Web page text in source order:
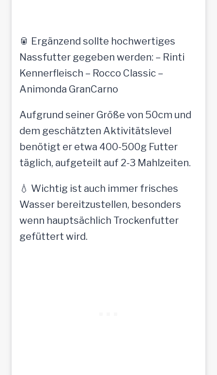
🥫 Ergänzend sollte hochwertiges
Nassfutter gegeben werden: – Rinti
Kennerfleisch – Rocco Classic –
Animonda GranCarno
Aufgrund seiner Größe von 50cm und
dem geschätzten Aktivitätslevel
benötigt er etwa 400-500g Futter
täglich, aufgeteilt auf 2-3 Mahlzeiten.
💧 Wichtig ist auch immer frisches
Wasser bereitzustellen, besonders
wenn hauptsächlich Trockenfutter
gefüttert wird.